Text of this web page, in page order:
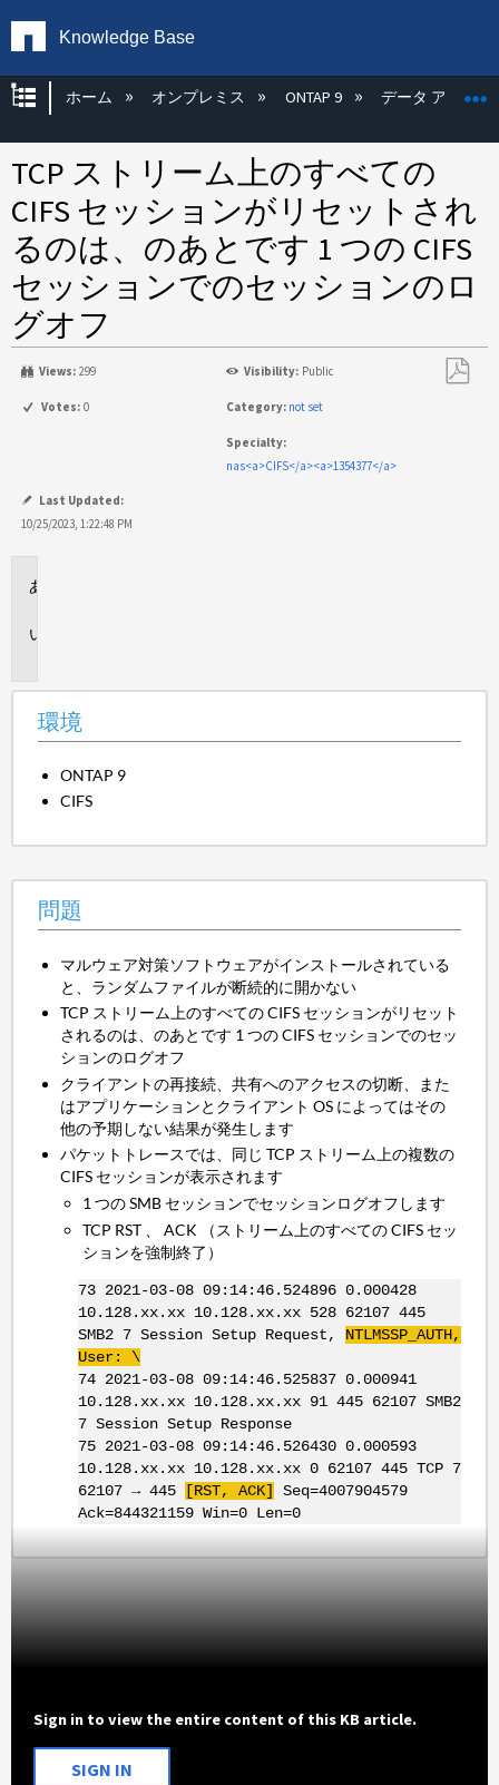
Knowledge Base
グローバル階層を展開/折りたたむ
ホーム オンプレミス ONTAP 9 データ アクセス
TCP ストリーム上のすべての
CIFS セッションがリセットされ
るのは、のあとです 1 つの CIFS
セッションでのセッションのロ
グオフ
Views: 299 Visibility: Public
Votes: 0 Category: not set
Specialty:
nas<a>CIFS</a><a>1354377</a>
Last Updated:
10/25/2023, 1:22:48 PM
環境
ONTAP 9
CIFS
問題
マルウェア対策ソフトウェアがインストールされている
と、ランダムファイルが断続的に開かない
TCP ストリーム上のすべての CIFS セッションがリセット
されるのは、のあとです 1 つの CIFS セッションでのセッ
ションのログオフ
クライアントの再接続、共有へのアクセスの切断、また
はアプリケーションとクライアント OS によってはその
他の予期しない結果が発生します
パケットトレースでは、同じ TCP ストリーム上の複数の
CIFS セッションが表示されます
1 つの SMB セッションでセッションログオフします
TCP RST 、 ACK （ストリーム上のすべての CIFS セッ
ションを強制終了）
73 2021-03-08 09:14:46.524896 0.000428
10.128.xx.xx 10.128.xx.xx 528 62107 445
SMB2 7 Session Setup Request, NTLMSSP_ AUTH,
User: \
74 2021-03-08 09:14:46.525837 0.000941
10.128.xx.xx 10.128.xx.xx 91 445 62107 SMB2
7 Session Setup Response
75 2021-03-08 09:14:46.526430 0.000593
10.128.xx.xx 10.128.xx.xx 0 62107 445 TCP 7
62107 → 445
[RST, ACK]
Seq=4007904579
Ack=844321159 Win=0 Len=0
Sign in to view the entire content of this KB article.
SIGN IN